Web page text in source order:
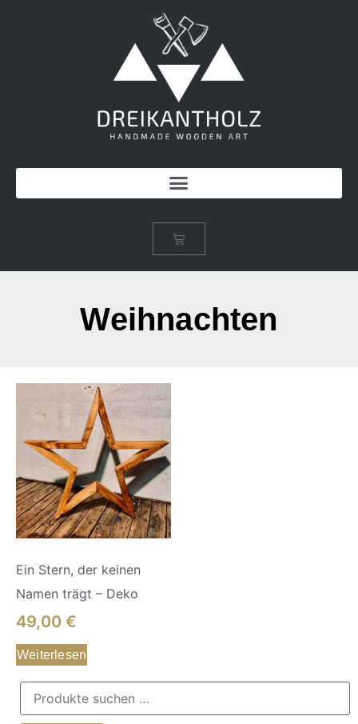
Weihnachten
Ein Stern, der keinen
Namen trägt – Deko
49,00€
Weiterlesen